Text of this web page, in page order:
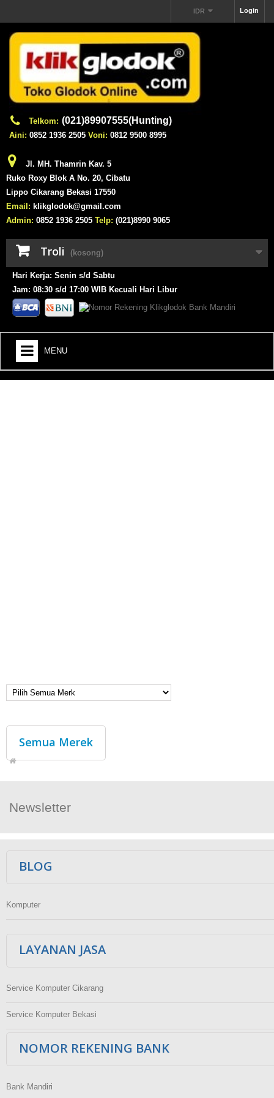
Login
IDR
Telkom: (021)89907555(Hunting)
Aini: 0852 1936 2505 Voni: 0812 9500 8995
Jl. MH. Thamrin Kav. 5
Ruko Roxy Blok A No. 20, Cibatu
Lippo Cikarang Bekasi 17550
Email: klikglodok@gmail.com
Admin: 0852 1936 2505 Telp: (021)8990 9065
Troli (kosong)
Hari Kerja: Senin s/d Sabtu
Jam: 08:30 s/d 17:00 WIB Kecuali Hari Libur
MENU
Semua Merek
Newsletter
BLOG
Komputer
LAYANAN JASA
Service Komputer Cikarang
Service Komputer Bekasi
NOMOR REKENING BANK
Bank Mandiri